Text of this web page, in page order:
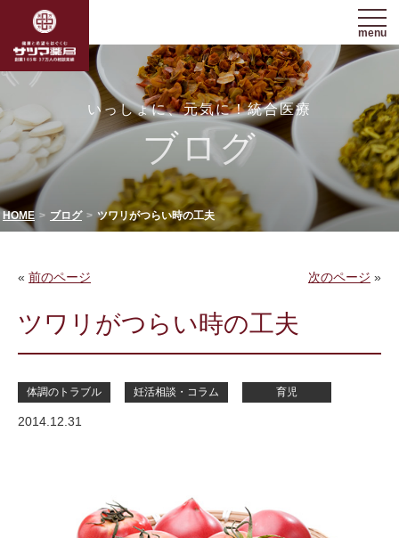
menu
いっしょに、元気に！統合医療
ブログ
HOME ブログ ツワリがつらい時の工夫
« 前のページ 次のページ »
ツワリがつらい時の工夫
体調のトラブル 妊活相談・コラム 育児
2014.12.31